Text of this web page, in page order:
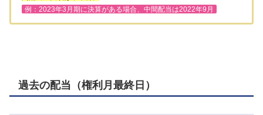
例：2023年3月期に決算がある場合、中間配当は2022年9月
過去の配当（権利月最終日）